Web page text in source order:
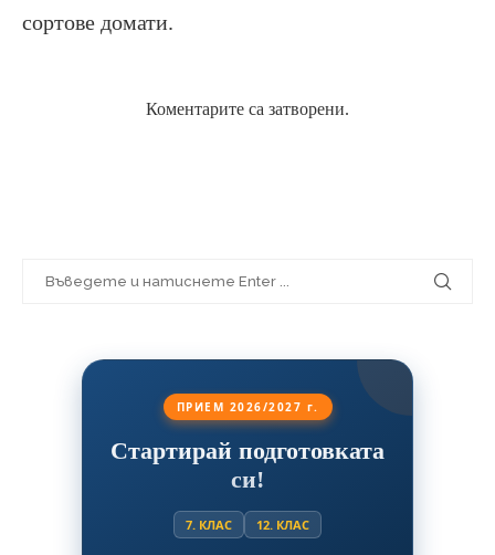
сортове домати.
Коментарите са затворени.
ПРИЕМ 2026/2027 г.
Стартирай подготовката
си!
7. КЛАС 12. КЛАС